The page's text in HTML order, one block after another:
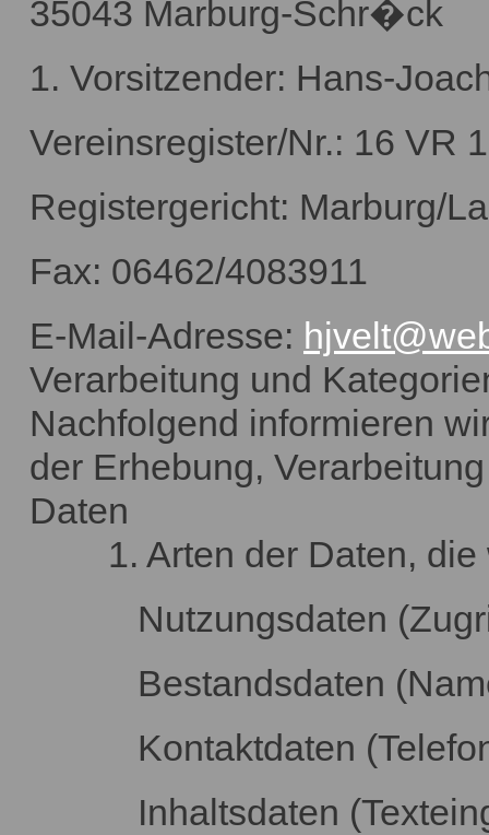
35043 Marburg-Schr�ck
1. Vorsitzender: Hans-
Vereinsregister/Nr.: 16 VR
Registergericht: Marburg/
Fax: 06462/4083911
E-Mail-Adresse:
Verarbeitung und
Nachfolgend informieren
der Erhebung,
Daten
1. Arten der Daten, die
Nutzungsdaten
Bestandsdaten
Kontaktdaten
Inhaltsdaten